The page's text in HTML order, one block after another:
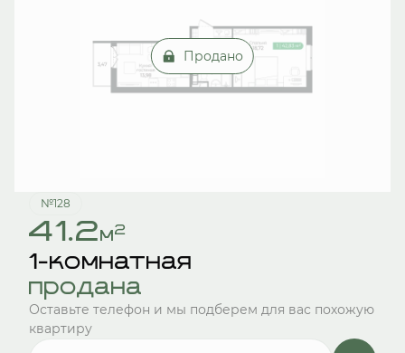
Продано
№128
41.2м2
1-комнатная
продана
Оставьте телефон и мы подберем для вас похожую
квартиру